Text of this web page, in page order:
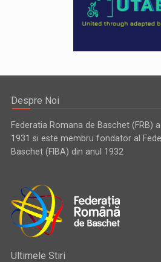
Despre Noi
Federatia Romana de Baschet (FRB)
1931 si este membru fondator al
Baschet (FIBA) din anul 1932
Ultimele Stiri